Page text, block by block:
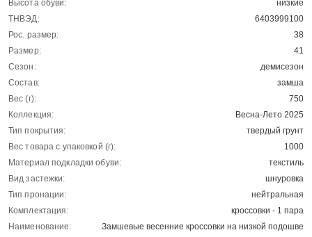
Высота обуви:
низкие
ТНВЭД:
6403999100
Рос. размер:
38
Размер:
41
Сезон:
демисезон
Состав:
замша
Вес (г):
750
Коллекция:
Весна-Лето 2025
Тип покрытия:
твердый грунт
Вес товара с упаковкой (г):
1000
Материал подкладки обуви:
текстиль
Вид застежки:
шнуровка
Тип пронации:
нейтральная
Комплектация:
кроссовки - 1 пара
Наименование:
Замшевые весенние кроссовки на низкой подошве